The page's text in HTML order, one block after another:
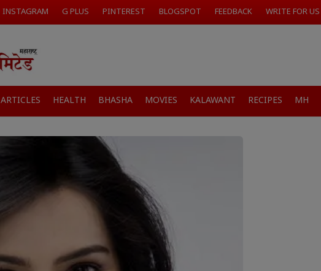
INSTAGRAM G PLUS PINTEREST BLOGSPOT FEEDBACK WRITE FOR US
ARTICLES HEALTH BHASHA MOVIES KALAWANT RECIPES MH